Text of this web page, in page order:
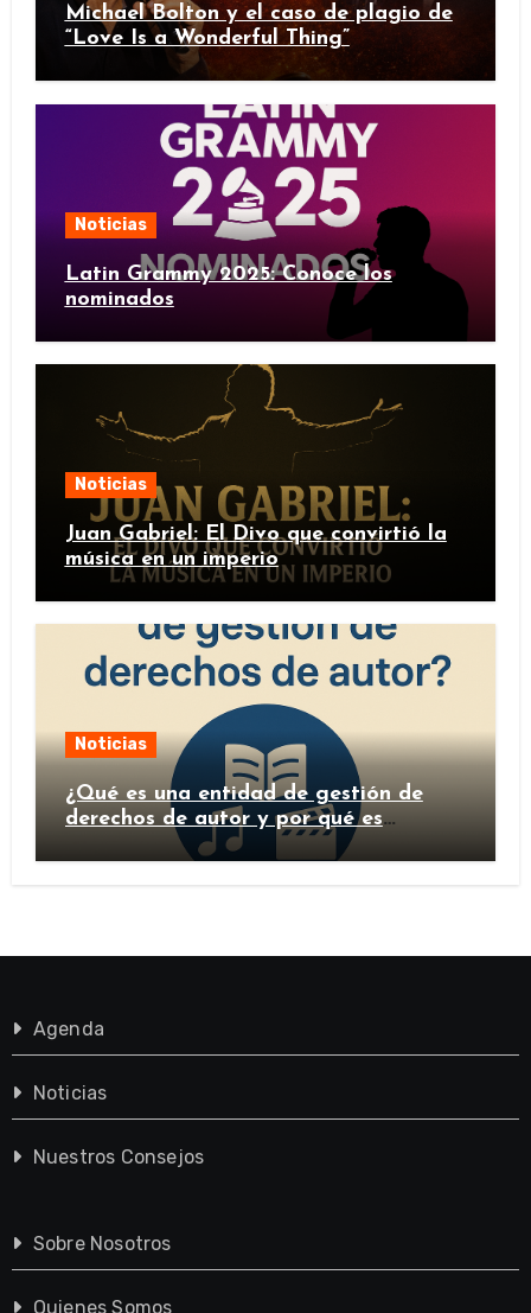
Michael Bolton y el caso de plagio de
“Love Is a Wonderful Thing”
Noticias
Latin Grammy 2025: Conoce los
nominados
Noticias
Juan Gabriel: El Divo que convirtió la
música en un imperio
Noticias
¿Qué es una entidad de gestión de
derechos de autor y por qué es
importante?
Agenda
Noticias
Nuestros Consejos
Sobre Nosotros
Quienes Somos